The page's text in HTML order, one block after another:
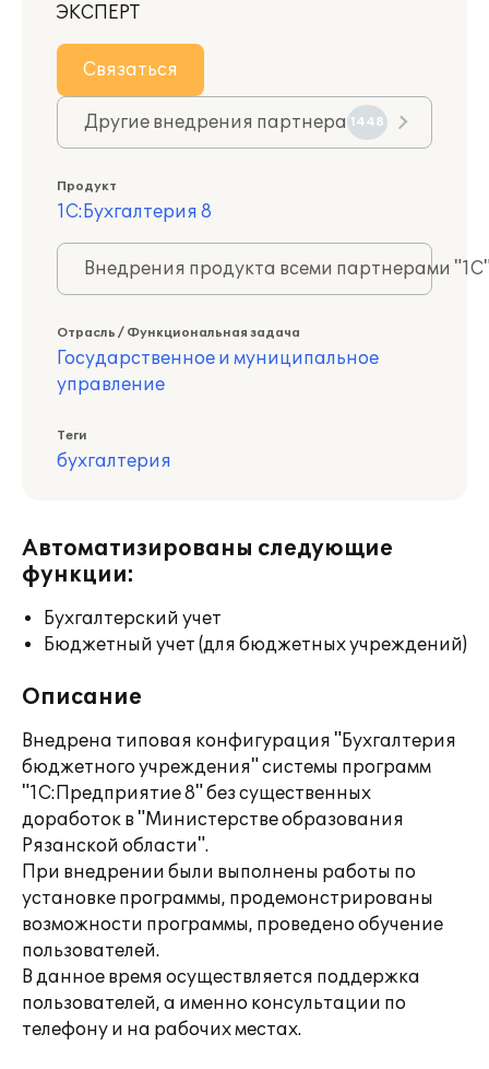
ЭКСПЕРТ
Связаться
Другие внедрения партнера 1448
Продукт
1С:Бухгалтерия 8
Внедрения продукта всеми партнерами
Отрасль / Функциональная задача
Государственное и муниципальное
управление
Теги
бухгалтерия
Автоматизированы следующие
функции:
Бухгалтерский учет
Бюджетный учет (для бюджетных учреждений)
Описание
Внедрена типовая конфигурация "Бухгалтерия
бюджетного учреждения" системы программ
"1С:Предприятие 8" без существенных
доработок в "Министерстве образования
Рязанской области".
При внедрении были выполнены работы по
установке программы, продемонстрированы
возможности программы, проведено обучение
пользователей.
В данное время осуществляется поддержка
пользователей, а именно консультации по
телефону и на рабочих местах.